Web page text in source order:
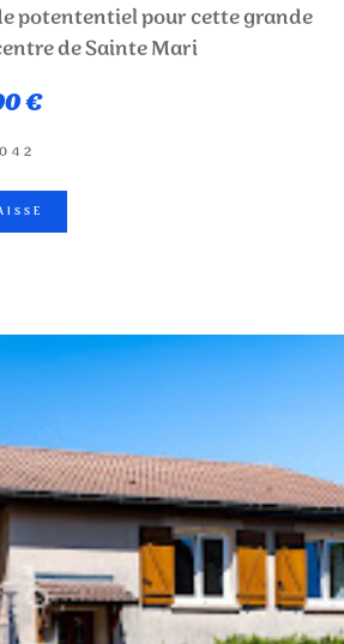
potententiel pour cette grande
de Sainte Mari
€